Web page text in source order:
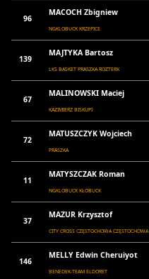
96
MACOCH Zbigniew
NGKLOBUCK KRZEPICE
139
MAJTYKA Bartosz
LKS BASKET PRASZKA ROZTERK
67
MALINOWSKI Maciej
KAZIMIERZ BISKUPI
72
MATUSZCZYK Wojciech
PRASZKA
11
MATYSZCZAK Roman
NGKLOBUCK KŁOBUCK
37
MAZUR Krzysztof
CITY CROSS CZĘSTOCHOWA CZĘSTOCHOWA
146
MELLY Edwin Cheruiyot
BENEDEK-TEAM ELDORET